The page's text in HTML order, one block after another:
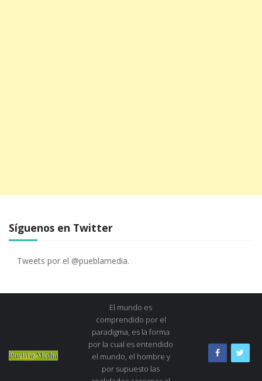
Síguenos en Twitter
Tweets por el @pueblamedia.
El mundo es
comprendido por el
paradigma, es la forma
por la cual es entendido
el mundo, el hombre y
por supuesto las